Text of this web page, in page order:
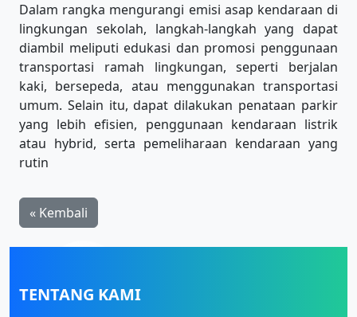
Dalam rangka mengurangi emisi asap kendaraan di
lingkungan sekolah, langkah-langkah yang dapat
diambil meliputi edukasi dan promosi penggunaan
transportasi ramah lingkungan, seperti berjalan
kaki, bersepeda, atau menggunakan transportasi
umum. Selain itu, dapat dilakukan penataan parkir
yang lebih efisien, penggunaan kendaraan listrik
atau hybrid, serta pemeliharaan kendaraan yang
rutin
« Kembali
TENTANG KAMI